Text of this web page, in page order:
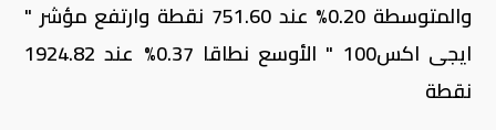
والمتوسطة 0.20% عند 751.60 نقطة وارتفع مؤشر "
ايجى اكس100 " الأوسع نطاقا 0.37% عند 1924.82
نقطة